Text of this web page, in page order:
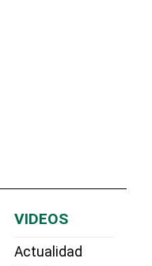
VIDEOS
Actualidad